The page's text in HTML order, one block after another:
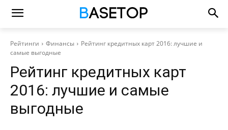
Рейтинги Финансы
Рейтинг кредитных карт 2016: лучшие и
самые выгодные
Рейтинг кредитных карт
2016: лучшие и самые
выгодные